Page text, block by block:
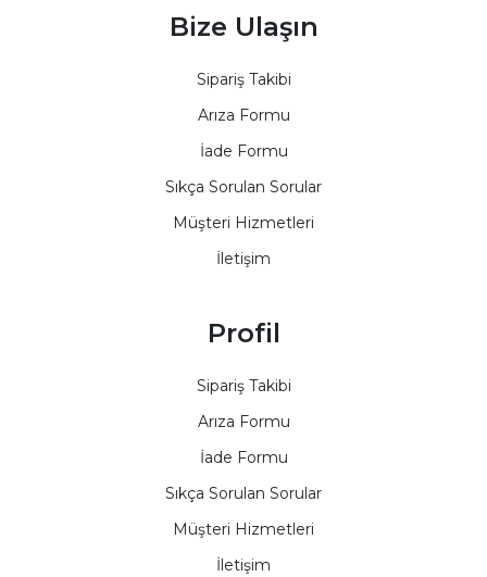
Bize Ulaşın
Sipariş Takibi
Arıza Formu
İade Formu
Sıkça Sorulan Sorular
Müşteri Hizmetleri
İletişim
Profil
Sipariş Takibi
Arıza Formu
İade Formu
Sıkça Sorulan Sorular
Müşteri Hizmetleri
İletişim